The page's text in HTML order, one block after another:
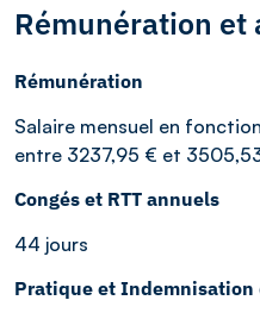
Rémunération et
Rémunération
Salaire mensuel en
entre 3237,95 € et
Congés et RTT annuels
44 jours
Pratique et Indemnisation